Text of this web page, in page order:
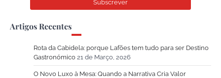
Artigos Recentes
Rota da Cabidela: porque Lafões tem tudo para ser Destino
Gastronómico 21 de Março, 2026
O Novo Luxo à Mesa: Quando a Narrativa Cria Valor